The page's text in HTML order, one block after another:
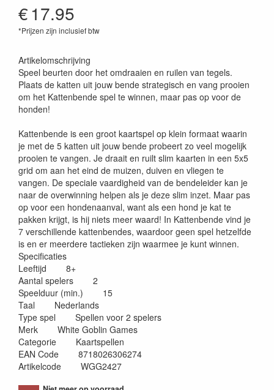
€17.95
*Prijzen zijn inclusief btw
Artikelomschrijving
Speel beurten door het omdraaien en ruilen van tegels.
Plaats de katten uit jouw bende strategisch en vang prooien
om het Kattenbende spel te winnen, maar pas op voor de
honden!
Kattenbende is een groot kaartspel op klein formaat waarin
je met de 5 katten uit jouw bende probeert zo veel mogelijk
prooien te vangen. Je draait en ruilt slim kaarten in een 5x5
grid om aan het eind de muizen, duiven en vliegen te
vangen. De speciale vaardigheid van de bendeleider kan je
naar de overwinning helpen als je deze slim inzet. Maar pas
op voor een hondenaanval, want als een hond je kat te
pakken krijgt, is hij niets meer waard! In Kattenbende vind je
7 verschillende kattenbendes, waardoor geen spel hetzelfde
is en er meerdere tactieken zijn waarmee je kunt winnen.
Specificaties
Leeftijd 8+
Aantal spelers 2
Speelduur (min.) 15
Taal Nederlands
Type spel Spellen voor 2 spelers
Merk White Goblin Games
Categorie Kaartspellen
EAN Code 8718026306274
Artikelcode WGG2427